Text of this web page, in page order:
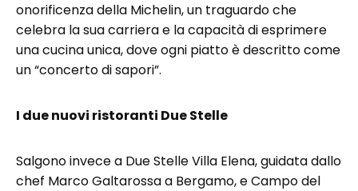
onorificenza della Michelin, un traguardo che
celebra la sua carriera e la capacità di esprimere
una cucina unica, dove ogni piatto è descritto come
un “concerto di sapori”.
I due nuovi ristoranti Due Stelle
Salgono invece a Due Stelle Villa Elena, guidata dallo
chef Marco Galtarossa a Bergamo, e Campo del